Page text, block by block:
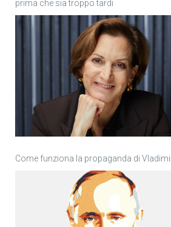
prima che sia troppo tardi
Come funziona la propaganda di